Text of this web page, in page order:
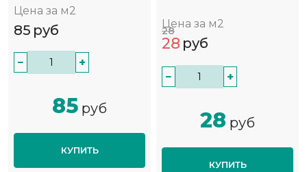
Цена за м2
85 руб
− +
85 руб
КУПИТЬ
Цена за м2
28
28 руб
− +
28 руб
КУПИТЬ